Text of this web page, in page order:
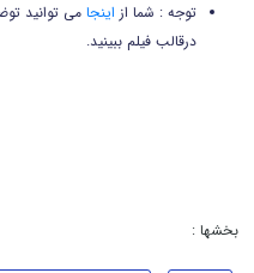
توجه : شما از اینجامی توانید
درقالب فیلم ببینید.
بخشها :